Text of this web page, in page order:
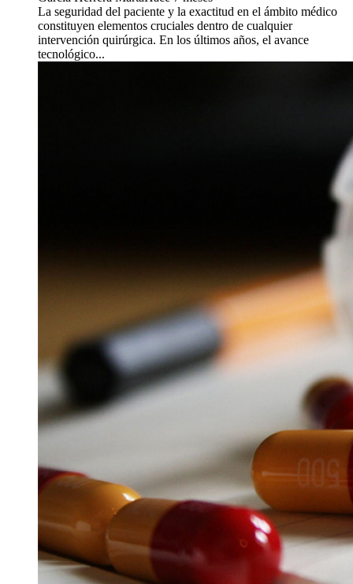
La seguridad del paciente y la exactitud en el ámbito médico
constituyen elementos cruciales dentro de cualquier
intervención quirúrgica. En los últimos años, el avance
tecnológico...